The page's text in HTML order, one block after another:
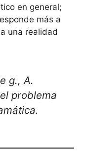
en general;
más a
una realidad
g., A.
problema